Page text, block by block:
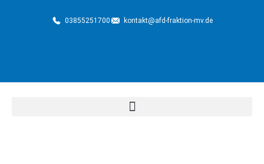
03855251700 kontakt@afd-fraktion-mv.de